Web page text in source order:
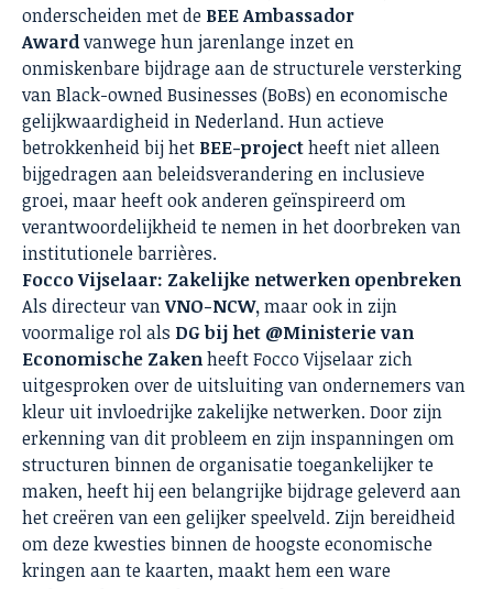
onderscheiden met de BEE Ambassador
Awardvanwege hun jarenlange inzet en
onmiskenbare bijdrage aan de structurele versterking
van Black-owned Businesses (BoBs) en economische
gelijkwaardigheid in Nederland. Hun actieve
betrokkenheid bij het BEE-projectheeft niet alleen
bijgedragen aan beleidsverandering en inclusieve
groei, maar heeft ook anderen geïnspireerd om
verantwoordelijkheid te nemen in het doorbreken van
institutionele barrières.
Focco Vijselaar: Zakelijke netwerken openbreken
Als directeur vanVNO-NCW,maar ook in zijn
voormalige rol als DG bij het @Ministerie van
Economische Zakenheeft Focco Vijselaar zich
uitgesproken over de uitsluiting van ondernemers van
kleur uit invloedrijke zakelijke netwerken. Door zijn
erkenning van dit probleem en zijn inspanningen om
structuren binnen de organisatie toegankelijker te
maken, heeft hij een belangrijke bijdrage geleverd aan
het creëren van een gelijker speelveld. Zijn bereidheid
om deze kwesties binnen de hoogste economische
kringen aan te kaarten, maakt hem een ware